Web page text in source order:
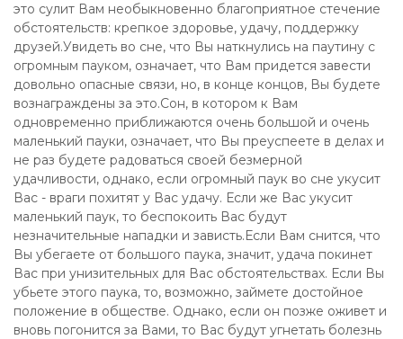
это сулит Вам необыкновенно благоприятное стечение
обстоятельств: крепкое здоровье, удачу, поддержку
друзей.Увидеть во сне, что Вы наткнулись на паутину с
огромным пауком, означает, что Вам придется завести
довольно опасные связи, но, в конце концов, Вы будете
вознаграждены за это.Сон, в котором к Вам
одновременно приближаются очень большой и очень
маленький пауки, означает, что Вы преуспеете в делах и
не раз будете радоваться своей безмерной
удачливости, однако, если огромный паук во сне укусит
Вас - враги похитят у Вас удачу. Если же Вас укусит
маленький паук, то беспокоить Вас будут
незначительные нападки и зависть.Если Вам снится, что
Вы убегаете от большого паука, значит, удача покинет
Вас при унизительных для Вас обстоятельствах. Если Вы
убьете этого паука, то, возможно, займете достойное
положение в обществе. Однако, если он позже оживет и
вновь погонится за Вами, то Вас будут угнетать болезнь